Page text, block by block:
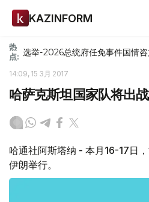
KAZINFORM
热
点: 选举-2026总统府任免事件国情
14:09, 15 3月 2017
哈萨克斯坦国家队将出
哈通社阿斯塔纳 - 本月16-17日
伊朗举行。